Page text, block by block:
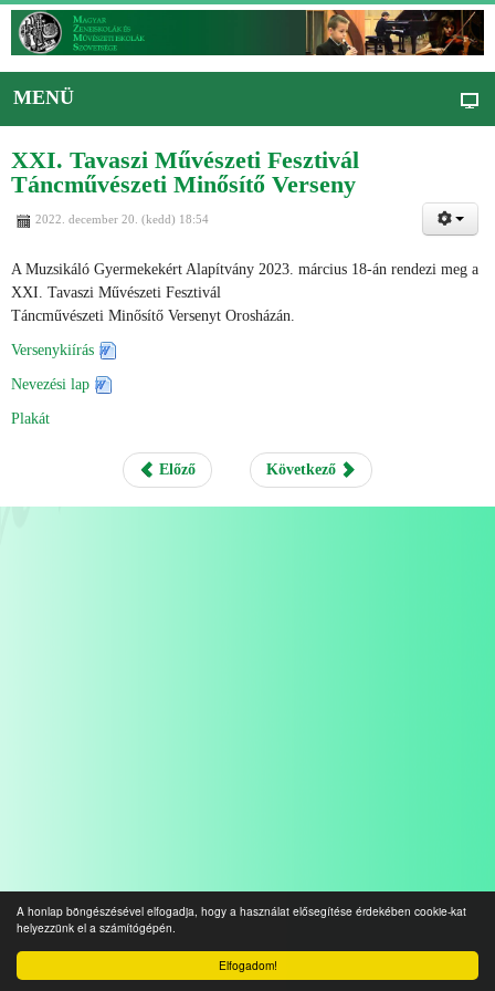
Elfogadom!
A honlap böngészésével elfogadja, hogy a használat elősegítése érdekében cookie-kat
helyezzünk el a számítógépén.
MENÜ
XXI. Tavaszi Művészeti Fesztivál
Táncművészeti Minősítő Verseny
2022. december 20. (kedd) 18:54
A Muzsikáló Gyermekekért Alapítvány 2023. március 18-án rendezi meg a
XXI. Tavaszi Művészeti Fesztivál
Táncművészeti Minősítő Versenyt Orosházán.
Versenykiírás
Nevezési lap
Plakát
Előző Következő